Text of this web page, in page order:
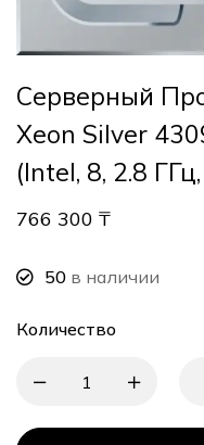
Серверный
Xeon Silver
(Intel, 8, 2.8
766 300 ₸
50 в наличии
Количество